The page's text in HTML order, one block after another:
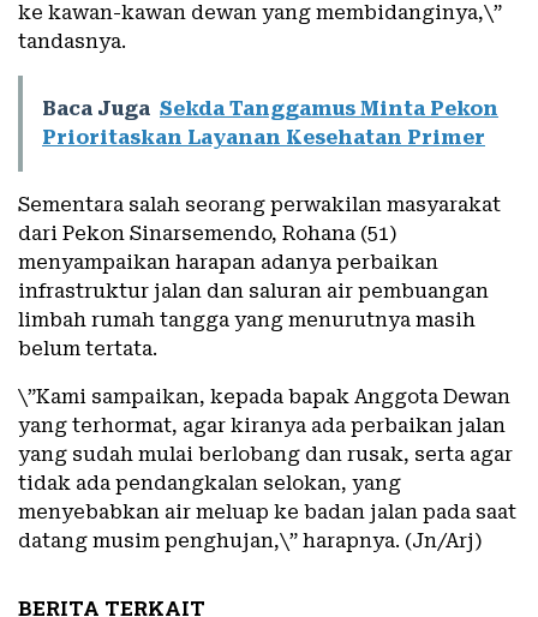
ke kawan-kawan dewan yang membidanginya,\”
tandasnya.
Baca Juga Sekda Tanggamus Minta Pekon
Prioritaskan Layanan Kesehatan Primer
Sementara salah seorang perwakilan masyarakat
dari Pekon Sinarsemendo, Rohana (51)
menyampaikan harapan adanya perbaikan
infrastruktur jalan dan saluran air pembuangan
limbah rumah tangga yang menurutnya masih
belum tertata.
\”Kami sampaikan, kepada bapak Anggota Dewan
yang terhormat, agar kiranya ada perbaikan jalan
yang sudah mulai berlobang dan rusak, serta agar
tidak ada pendangkalan selokan, yang
menyebabkan air meluap ke badan jalan pada saat
datang musim penghujan,\” harapnya. (Jn/Arj)
BERITA TERKAIT